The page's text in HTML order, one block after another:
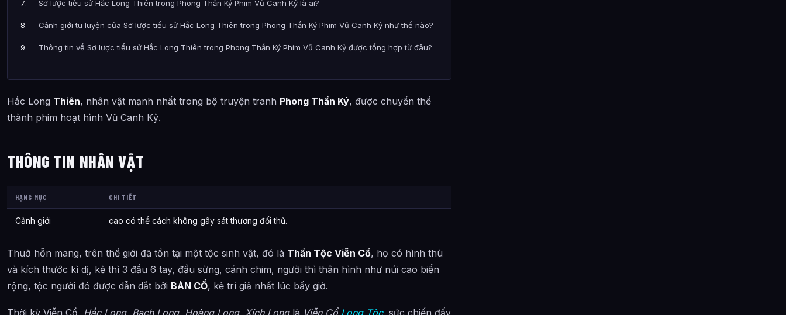
Sơ lược tiểu sử Hắc Long Thiên trong Phong Thần Ký Phim Vũ Canh Kỷ là ai?
Cảnh giới tu luyện của Sơ lược tiểu sử Hắc Long Thiên trong Phong Thần Ký Phim Vũ Canh Kỷ như thế nào?
Thông tin về Sơ lược tiểu sử Hắc Long Thiên trong Phong Thần Ký Phim Vũ Canh Kỷ được tổng hợp từ đâu?
Hắc Long Thiên, nhân vật mạnh nhất trong bộ truyện tranh Phong Thần Ký, được chuyển thể
thành phim hoạt hình Vũ Canh Kỷ.
THÔNG TIN NHÂN VẬT
HẠNG MỤC CHI TIẾT
Cảnh giới cao có thể cách không gây sát thương đối thủ.
Thuở hỗn mang, trên thế giới đã tồn tại một tộc sinh vật, đó là Thần Tộc Viễn Cổ, họ có hình thù
và kích thước kì dị, kẻ thì 3 đầu 6 tay, đầu sừng, cánh chim, người thì thân hình như núi cao biển
rộng, tộc người đó được dẫn dắt bởi BÀN CỔ, kẻ trí giả nhất lúc bấy giờ.
Thời kỳ Viễn Cổ, Hắc Long, Bạch Long, Hoàng Long, Xích Longlà Viễn Cổ Long Tộc, sức chiến đấy